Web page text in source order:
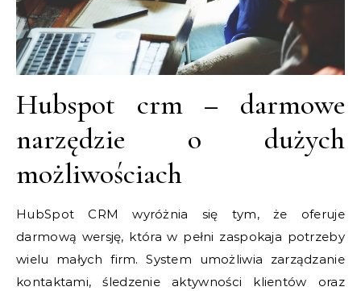
Hubspot crm – darmowe
narzędzie o dużych
możliwościach
HubSpot CRM wyróżnia się tym, że oferuje
darmową wersję, która w pełni zaspokaja potrzeby
wielu małych firm. System umożliwia zarządzanie
kontaktami, śledzenie aktywności klientów oraz